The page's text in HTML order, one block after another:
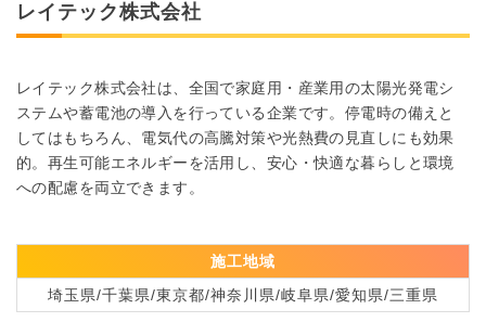
レイテック株式会社
レイテック株式会社は、全国で家庭用・産業用の太陽光発電シ
ステムや蓄電池の導入を行っている企業です。停電時の備えと
してはもちろん、電気代の高騰対策や光熱費の見直しにも効果
的。再生可能エネルギーを活用し、安心・快適な暮らしと環境
への配慮を両立できます。
施工地域
埼玉県/千葉県/東京都/神奈川県/岐阜県/愛知県/三重県